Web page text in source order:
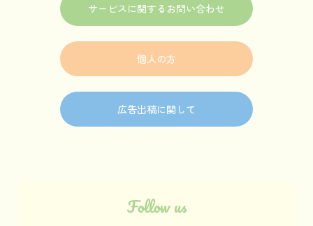
サービスに関するお問い合わせ
個人の方
広告出稿に関して
Follow us